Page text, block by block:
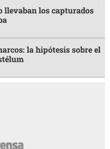
llevaban los capturados
la hipótesis sobre el